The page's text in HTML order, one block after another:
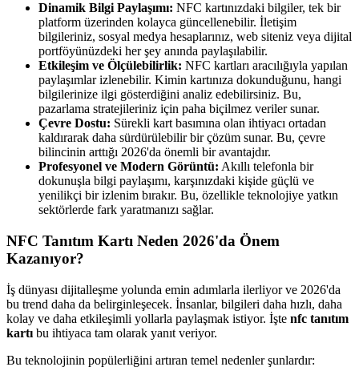
Dinamik Bilgi Paylaşımı: NFC kartınızdaki bilgiler, tek bir
platform üzerinden kolayca güncellenebilir. İletişim
bilgileriniz, sosyal medya hesaplarınız, web siteniz veya dijital
portföyünüzdeki her şey anında paylaşılabilir.
Etkileşim ve Ölçülebilirlik: NFC kartları aracılığıyla yapılan
paylaşımlar izlenebilir. Kimin kartınıza dokunduğunu, hangi
bilgilerinize ilgi gösterdiğini analiz edebilirsiniz. Bu,
pazarlama stratejileriniz için paha biçilmez veriler sunar.
Çevre Dostu: Sürekli kart basımına olan ihtiyacı ortadan
kaldırarak daha sürdürülebilir bir çözüm sunar. Bu, çevre
bilincinin arttığı 2026'da önemli bir avantajdır.
Profesyonel ve Modern Görüntü: Akıllı telefonla bir
dokunuşla bilgi paylaşımı, karşınızdaki kişide güçlü ve
yenilikçi bir izlenim bırakır. Bu, özellikle teknolojiye yatkın
sektörlerde fark yaratmanızı sağlar.
NFC Tanıtım Kartı Neden 2026'da Önem
Kazanıyor?
İş dünyası dijitalleşme yolunda emin adımlarla ilerliyor ve 2026'da
bu trend daha da belirginleşecek. İnsanlar, bilgileri daha hızlı, daha
kolay ve daha etkileşimli yollarla paylaşmak istiyor. İşte nfc tanıtım
kartı bu ihtiyaca tam olarak yanıt veriyor.
Bu teknolojinin popülerliğini artıran temel nedenler şunlardır: